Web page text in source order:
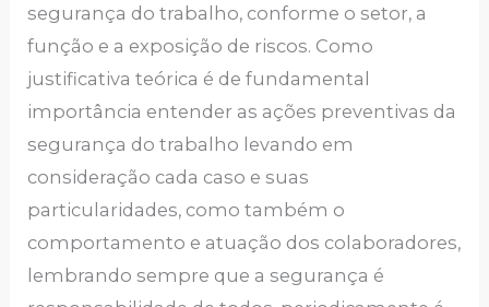
segurança do trabalho, conforme o setor, a
função e a exposição de riscos. Como
justificativa teórica é de fundamental
importância entender as ações preventivas da
segurança do trabalho levando em
consideração cada caso e suas
particularidades, como também o
comportamento e atuação dos colaboradores,
lembrando sempre que a segurança é